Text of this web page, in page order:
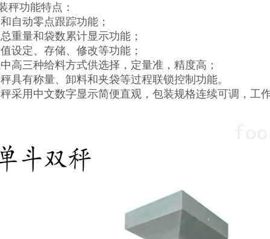
秤功能特点：
自动零点跟踪功能；
重量和袋数累计显示功能；
设定、存储、修改等功能；
高三种给料方式供选择，定量准，精度高；
具有称量、卸料和夹袋等过程联锁控制功能。
采用中文数字显示简便直观，包装规格连续可调，工